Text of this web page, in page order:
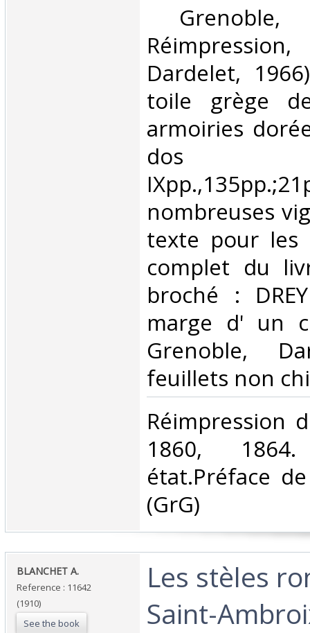
Grenoble,
Dardelet,
toile grège
armoiries
dos
nombreuses
texte pour les
complet du
broché :
marge d' un
Grenoble,
feuillets non
‎Réimpression
1860,
état.Préface
(GrG) ‎
‎BLANCHET A.‎
Reference : 11642
(1910)
See the book
‎Les stèles
Saint-